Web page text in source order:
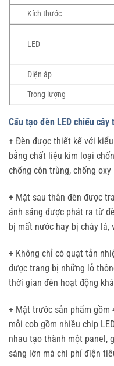
Kích thước
LED
Điện áp
Trọng lượng
Cấu tạo đèn LED chiếu cây
+ Đèn được thiết kế với
bằng chất liệu kim loại
chống côn trùng, chống
+ Mặt sau thân đèn được
ánh sáng được phát ra từ
bị mất nước hay bị cháy lá,
+ Không chỉ có quạt tản
được trang bị những lỗ
thời gian đèn hoạt động
+ Mặt trước sản phẩm
mỗi cob gồm nhiều chip
nhau tạo thành một panel,
sáng lớn mà chi phí điện